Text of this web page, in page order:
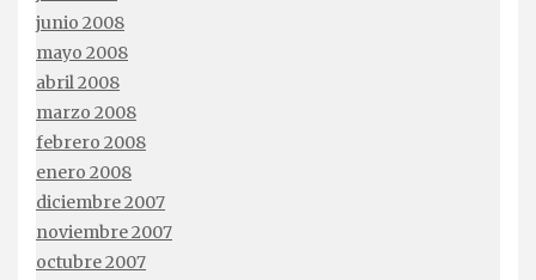
junio 2008
mayo 2008
abril 2008
marzo 2008
febrero 2008
enero 2008
diciembre 2007
noviembre 2007
octubre 2007